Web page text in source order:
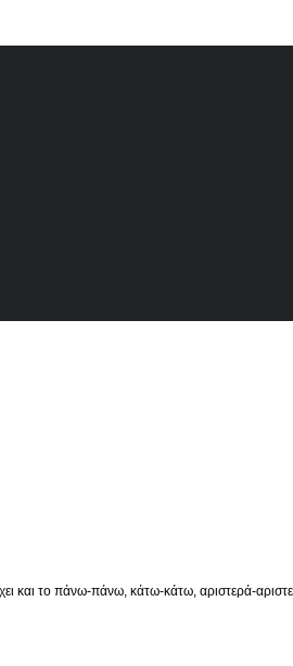
το πάνω-πάνω, κάτω-κάτω, αριστερά-